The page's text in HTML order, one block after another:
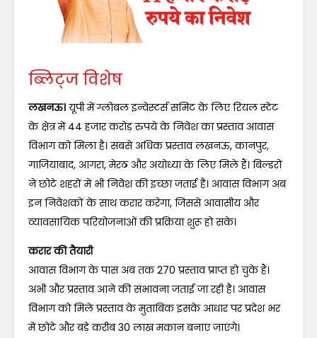
ब्लिट्ज विशेष
लखनऊ। यूपी में ग्लोबल इन्वेस्टर्स समिट के लिए रियल स्टेट
के क्षेत्र में 44 हजार करोड़ रुपये के निवेश का प्रस्ताव आवास
विभाग को मिला है। सबसे अधिक प्रस्ताव लखनऊ, कानपुर,
गाजियाबाद, आगरा, मेरठ और अयोध्या के लिए मिले हैं। बिल्डरों
ने छोटे शहरों में भी निवेश की इच्छा जताई है। आवास विभाग अब
इन निवेशकों के साथ करार करेगा, जिससे आवासीय और
व्यावसायिक परियोजनाओं की प्रक्रिया शुरू हो सके।
करार की तैयारी
आवास विभाग के पास अब तक 270 प्रस्ताव प्राप्त हो चुके हैं।
अभी और प्रस्ताव आने की संभावना जताई जा रही है। आवास
विभाग को मिले प्रस्ताव के मुताबिक इसके आधार पर प्रदेश भर
में छोटे और बड़े करीब 30 लाख मकान बनाए जाएंगे।